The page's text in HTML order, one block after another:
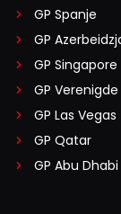
GP Spanje
GP
GP Singapore
GP
GP Las Vegas
GP Qatar
GP Abu Dhabi